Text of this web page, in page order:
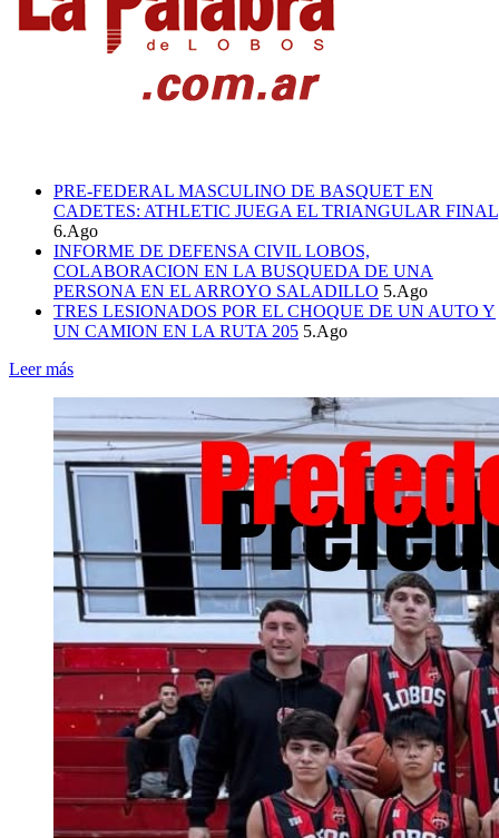
PRE-FEDERAL MASCULINO DE BASQUET EN
CADETES: ATHLETIC JUEGA EL TRIANGULAR FINAL
6.Ago
INFORME DE DEFENSA CIVIL LOBOS,
COLABORACION EN LA BUSQUEDA DE UNA
PERSONA EN EL ARROYO SALADILLO 5.Ago
TRES LESIONADOS POR EL CHOQUE DE UN AUTO Y
UN CAMION EN LA RUTA 205 5.Ago
Leer más